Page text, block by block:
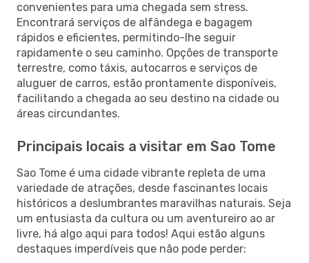
convenientes para uma chegada sem stress.
Encontrará serviços de alfândega e bagagem
rápidos e eficientes, permitindo-lhe seguir
rapidamente o seu caminho. Opções de transporte
terrestre, como táxis, autocarros e serviços de
aluguer de carros, estão prontamente disponíveis,
facilitando a chegada ao seu destino na cidade ou
áreas circundantes.
Principais locais a visitar em Sao Tome
Sao Tome é uma cidade vibrante repleta de uma
variedade de atrações, desde fascinantes locais
históricos a deslumbrantes maravilhas naturais. Seja
um entusiasta da cultura ou um aventureiro ao ar
livre, há algo aqui para todos! Aqui estão alguns
destaques imperdíveis que não pode perder: